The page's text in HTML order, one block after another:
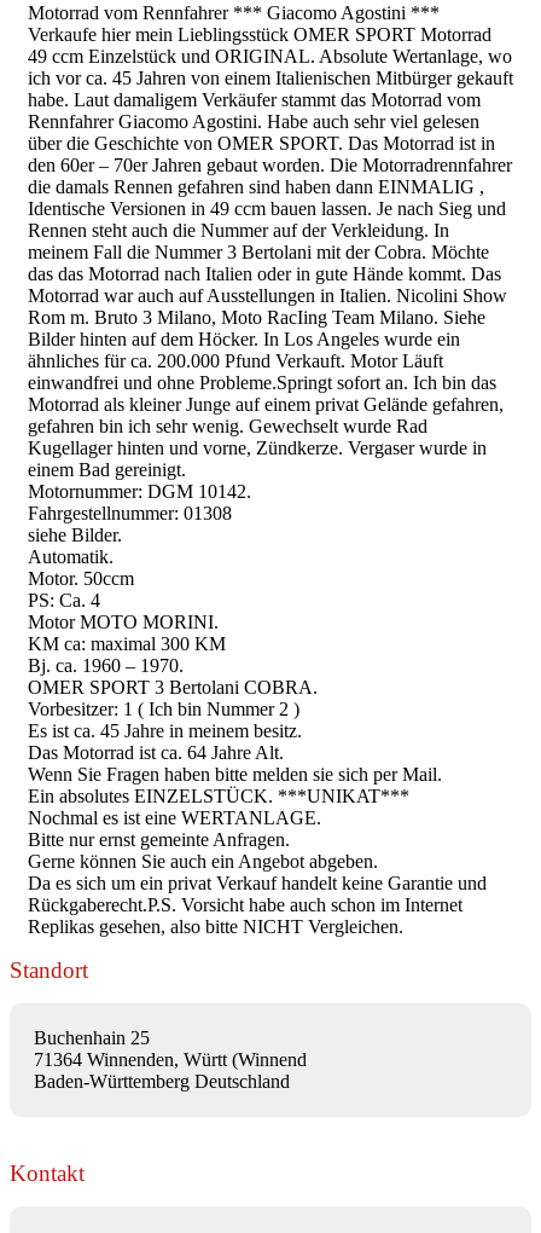
Motorrad vom Rennfahrer *** Giacomo Agostini ***
Verkaufe hier mein Lieblingsstück OMER SPORT Motorrad
49 ccm Einzelstück und ORIGINAL. Absolute Wertanlage, wo
ich vor ca. 45 Jahren von einem Italienischen Mitbürger gekauft
habe. Laut damaligem Verkäufer stammt das Motorrad vom
Rennfahrer Giacomo Agostini. Habe auch sehr viel gelesen
über die Geschichte von OMER SPORT. Das Motorrad ist in
den 60er – 70er Jahren gebaut worden. Die Motorradrennfahrer
die damals Rennen gefahren sind haben dann EINMALIG ,
Identische Versionen in 49 ccm bauen lassen. Je nach Sieg und
Rennen steht auch die Nummer auf der Verkleidung. In
meinem Fall die Nummer 3 Bertolani mit der Cobra. Möchte
das das Motorrad nach Italien oder in gute Hände kommt. Das
Motorrad war auch auf Ausstellungen in Italien. Nicolini Show
Rom m. Bruto 3 Milano, Moto RacIing Team Milano. Siehe
Bilder hinten auf dem Höcker. In Los Angeles wurde ein
ähnliches für ca. 200.000 Pfund Verkauft. Motor Läuft
einwandfrei und ohne Probleme.Springt sofort an. Ich bin das
Motorrad als kleiner Junge auf einem privat Gelände gefahren,
gefahren bin ich sehr wenig. Gewechselt wurde Rad
Kugellager hinten und vorne, Zündkerze. Vergaser wurde in
einem Bad gereinigt.
Motornummer: DGM 10142.
Fahrgestellnummer: 01308
siehe Bilder.
Automatik.
Motor. 50ccm
PS: Ca. 4
Motor MOTO MORINI.
KM ca: maximal 300 KM
Bj. ca. 1960 – 1970.
OMER SPORT 3 Bertolani COBRA.
Vorbesitzer: 1 ( Ich bin Nummer 2 )
Es ist ca. 45 Jahre in meinem besitz.
Das Motorrad ist ca. 64 Jahre Alt.
Wenn Sie Fragen haben bitte melden sie sich per Mail.
Ein absolutes EINZELSTÜCK. ***UNIKAT***
Nochmal es ist eine WERTANLAGE.
Bitte nur ernst gemeinte Anfragen.
Gerne können Sie auch ein Angebot abgeben.
Da es sich um ein privat Verkauf handelt keine Garantie und
Rückgaberecht.P.S. Vorsicht habe auch schon im Internet
Replikas gesehen, also bitte NICHT Vergleichen.
Standort
Buchenhain 25
71364 Winnenden, Württ (Winnend
Baden-Württemberg Deutschland
Kontakt